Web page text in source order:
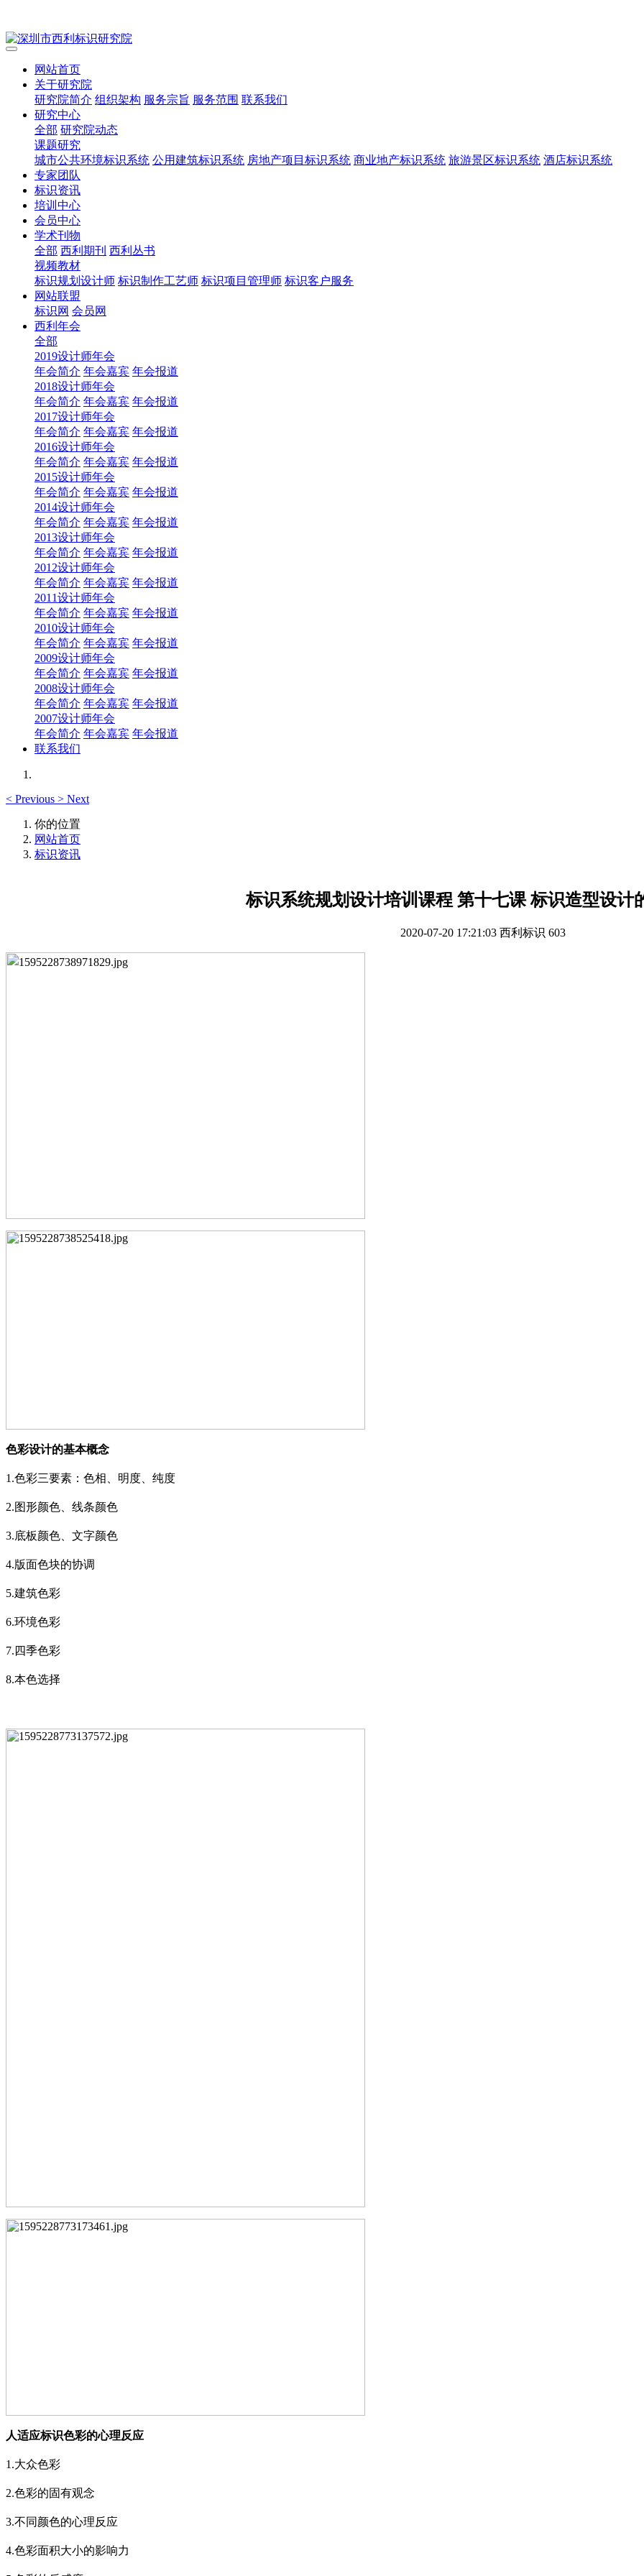
网站首页
关于研究院
研究院简介 组织架构 服务宗旨 服务范围 联系我们
研究中心
全部 研究院动态
课题研究
城市公共环境标识系统 公用建筑标识系统 房地产项目标识系统 商业地产标识系统 旅游景区标识系统 酒店标识系统
专家团队
标识资讯
培训中心
会员中心
学术刊物
全部 西利期刊 西利丛书
视频教材
标识规划设计师 标识制作工艺师 标识项目管理师 标识客户服务
网站联盟
标识网 会员网
西利年会
全部
2019设计师年会
年会简介 年会嘉宾 年会报道
2018设计师年会
年会简介 年会嘉宾 年会报道
2017设计师年会
年会简介 年会嘉宾 年会报道
2016设计师年会
年会简介 年会嘉宾 年会报道
2015设计师年会
年会简介 年会嘉宾 年会报道
2014设计师年会
年会简介 年会嘉宾 年会报道
2013设计师年会
年会简介 年会嘉宾 年会报道
2012设计师年会
年会简介 年会嘉宾 年会报道
2011设计师年会
年会简介 年会嘉宾 年会报道
2010设计师年会
年会简介 年会嘉宾 年会报道
2009设计师年会
年会简介 年会嘉宾 年会报道
2008设计师年会
年会简介 年会嘉宾 年会报道
2007设计师年会
年会简介 年会嘉宾 年会报道
联系我们
< Previous > Next
你的位置
网站首页
标识资讯
标识系统规划设计培训课程 第十七课 标识造型设计
2020-07-20 17:21:03 西利标识 603
色彩设计的基本概念
1.色彩三要素：色相、明度、纯度
2.图形颜色、线条颜色
3.底板颜色、文字颜色
4.版面色块的协调
5.建筑色彩
6.环境色彩
7. 四季色彩
8.本色选择
人适应标识色彩的心理反应
1.大众色彩
2.色彩的固有观念
3.不同颜色的心理反应
4.色彩面积大小的影响力